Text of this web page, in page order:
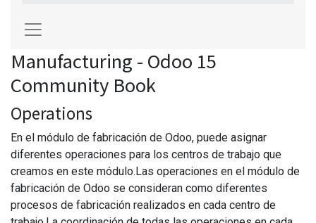
Manufacturing - Odoo 15
Community Book
Operations
En el módulo de fabricación de Odoo, puede asignar
diferentes operaciones para los centros de trabajo que
creamos en este módulo.Las operaciones en el módulo de
fabricación de Odoo se consideran como diferentes
procesos de fabricación realizados en cada centro de